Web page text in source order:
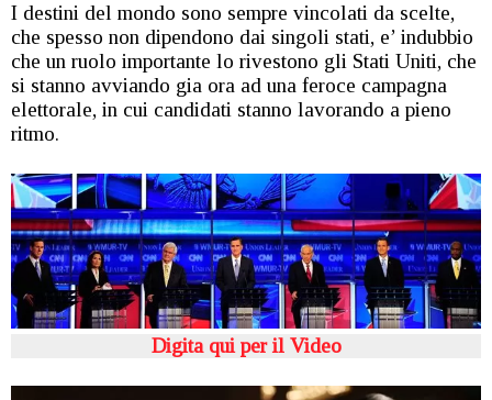
I destini del mondo sono sempre vincolati da scelte,
che spesso non dipendono dai singoli stati, e’ indubbio
che un ruolo importante lo rivestono gli Stati Uniti, che
si stanno avviando gia ora ad una feroce campagna
elettorale, in cui candidati stanno lavorando a pieno
ritmo.
Digita qui per il Video